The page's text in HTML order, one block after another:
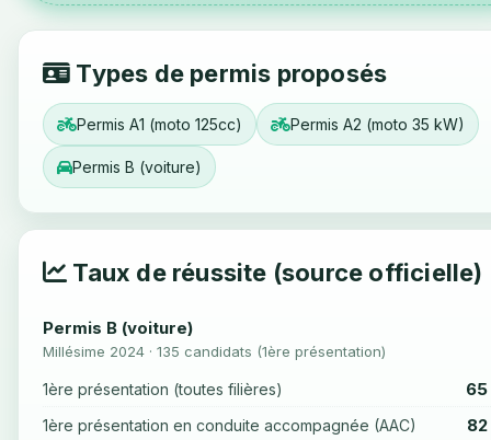
Types de permis proposés
Permis A1 (moto 125cc) Permis A2 (moto 35 kW)
Permis B (voiture)
Taux de réussite (source officielle)
Permis B (voiture)
Millésime 2024 · 135 candidats (1ère présentation)
1ère présentation (toutes filières) 65
1ère présentation en conduite accompagnée (AAC)